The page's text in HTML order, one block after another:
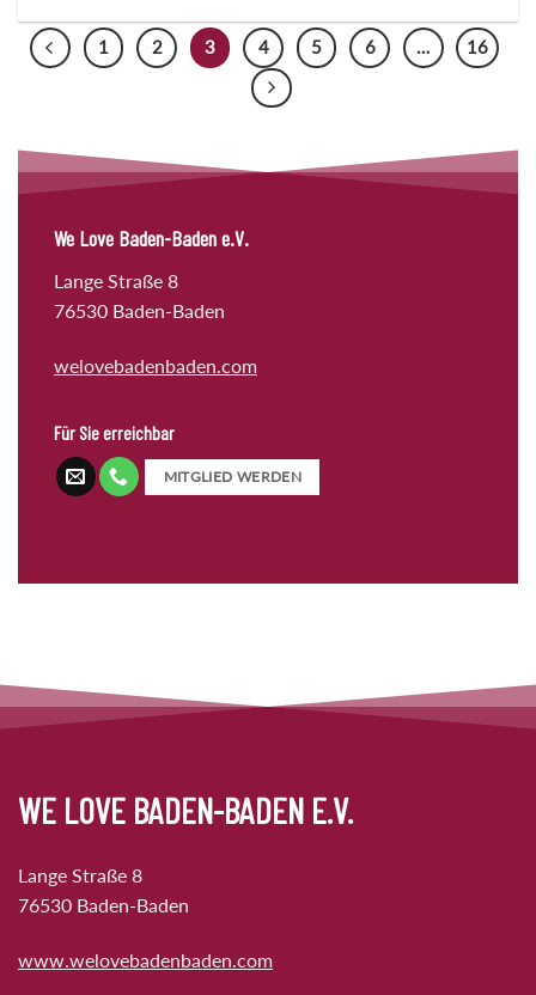
1 2 3 4 5 6 … 16
We Love Baden-Baden e.V.
Lange Straße 8
76530 Baden-Baden
welovebadenbaden.com
Für Sie erreichbar
MITGLIED WERDEN
WE LOVE BADEN-BADEN E.V.
Lange Straße 8
76530 Baden-Baden
www.welovebadenbaden.com